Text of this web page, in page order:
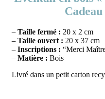
– Taille fermé : 20 x 2 cm
– Taille ouvert : 20 x 37 cm
– Inscriptions : “Merci
– Matière : Bois
Livré dans un petit carton